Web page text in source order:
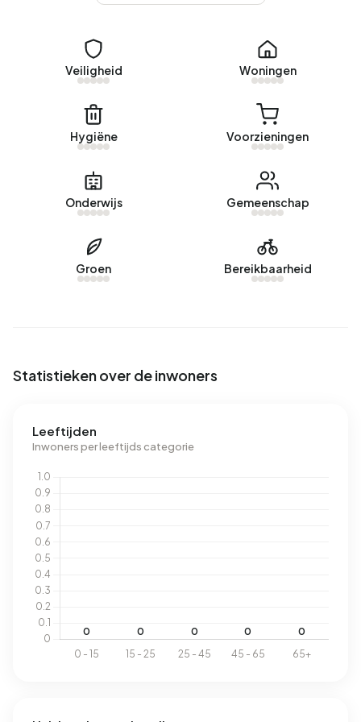
met een geregistreerd energielabel. De meest
voorkomende labels zijn A (41%), G (27%) en C (14%).
Gemiddeld verbruikt een adres in Bedrijventerrein
Schieweg-Noord 2.170 kWh aan elektriciteit per jaar.
Daarmee ligt het 23% lager dan het landelijke gemiddelde
van 2.810 kWh. Met een jaarlijkse verbruik van 810 m³ per
gemiddelde van 1.280 m³.
Veiligheid Woningen
Hygiëne Voorzieningen
Onderwijs Gemeenschap
Groen Bereikbaarheid
Statistieken over de inwoners
Leeftijden
Inwoners per leeftijds categorie